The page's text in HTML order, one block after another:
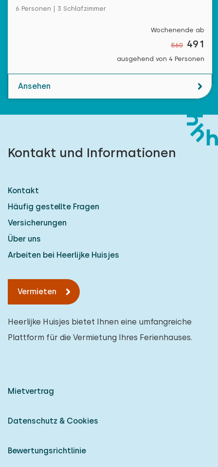
6 Personen | 3 Schlafzimmer
Wochenende ab
560 491
ausgehend von 4 Personen
Ansehen
Kontakt und Informationen
Kontakt
Häufig gestellte Fragen
Versicherungen
Über uns
Arbeiten bei Heerlijke Huisjes
Vermieten
Heerlijke Huisjes bietet Ihnen eine umfangreiche
Plattform für die Vermietung Ihres Ferienhauses.
Mietvertrag
Datenschutz & Cookies
Bewertungsrichtlinie